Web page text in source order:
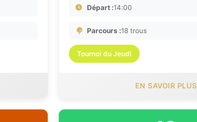
Départ :14:00
Parcours :18 trous
Tournoi du Jeudi
EN SAVOIR PLUS